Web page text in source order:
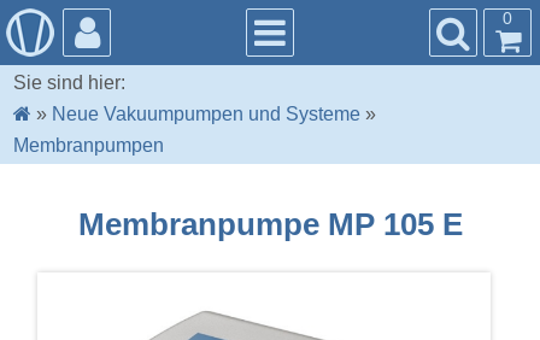
0
Sie sind hier:
» Neue Vakuumpumpen und Systeme »
Membranpumpen
Membranpumpe MP 105 E